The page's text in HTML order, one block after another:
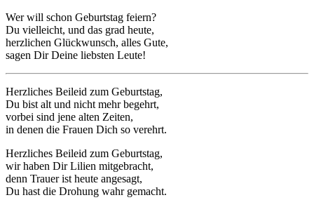
Wer will schon Geburtstag feiern?
Du vielleicht, und das grad heute,
herzlichen Glückwunsch, alles Gute,
sagen Dir Deine liebsten Leute!
Herzliches Beileid zum Geburtstag,
Du bist alt und nicht mehr begehrt,
vorbei sind jene alten Zeiten,
in denen die Frauen Dich so verehrt.
Herzliches Beileid zum Geburtstag,
wir haben Dir Lilien mitgebracht,
denn Trauer ist heute angesagt,
Du hast die Drohung wahr gemacht.